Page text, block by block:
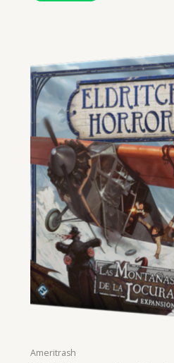
Ameritrash